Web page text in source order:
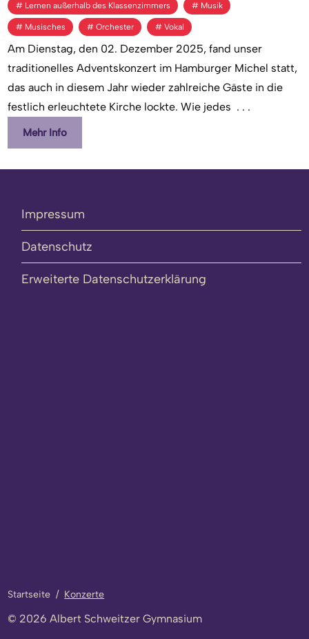
Lernen außerhalb des Klassenzimmers Musik
Musisches Orchester Vokal
Am Dienstag, den 02. Dezember 2025, fand unser
traditionelles Adventskonzert im Hamburger Michel statt,
das auch in diesem Jahr wieder zahlreiche Gäste in die
festlich erleuchtete Kirche lockte. Wie jedes . . .
Mehr Info
Impressum
Datenschutz
Erweiterte Datenschutzerklärung
Startseite / Konzerte
© 2026 Albert Schweitzer Gymnasium